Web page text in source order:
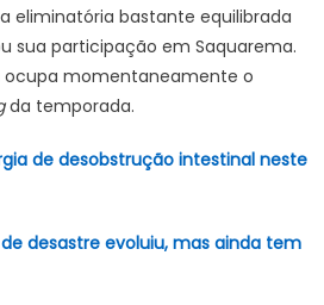
eliminatória bastante equilibrada
sua participação em Saquarema.
ocupa momentaneamente o
da temporada.
de desobstrução intestinal neste
desastre evoluiu, mas ainda tem